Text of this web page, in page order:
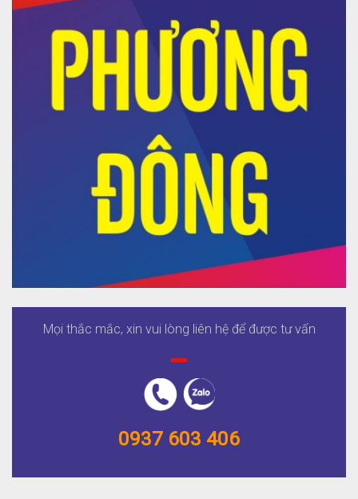
Mọi thắc mắc, xin vui lòng liên hệ để được tư vấn
0937 603 406